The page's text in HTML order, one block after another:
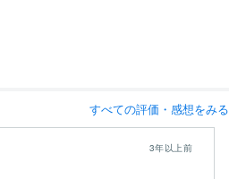
すべての評価・感想をみる
3年以上前